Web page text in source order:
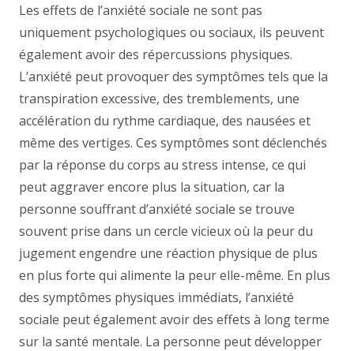
Les effets de l’anxiété sociale ne sont pas
uniquement psychologiques ou sociaux, ils peuvent
également avoir des répercussions physiques.
L’anxiété peut provoquer des symptômes tels que la
transpiration excessive, des tremblements, une
accélération du rythme cardiaque, des nausées et
même des vertiges. Ces symptômes sont déclenchés
par la réponse du corps au stress intense, ce qui
peut aggraver encore plus la situation, car la
personne souffrant d’anxiété sociale se trouve
souvent prise dans un cercle vicieux où la peur du
jugement engendre une réaction physique de plus
en plus forte qui alimente la peur elle-même. En plus
des symptômes physiques immédiats, l’anxiété
sociale peut également avoir des effets à long terme
sur la santé mentale. La personne peut développer